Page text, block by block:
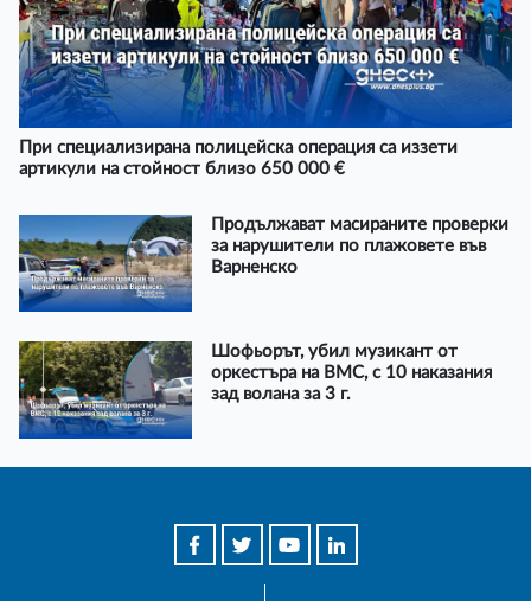
При специализирана полицейска операция са иззети
артикули на стойност близо 650 000 €
Продължават масираните проверки
за нарушители по плажовете във
Варненско
Шофьорът, убил музикант от
оркестъра на ВМС, с 10 наказания
зад волана за 3 г.